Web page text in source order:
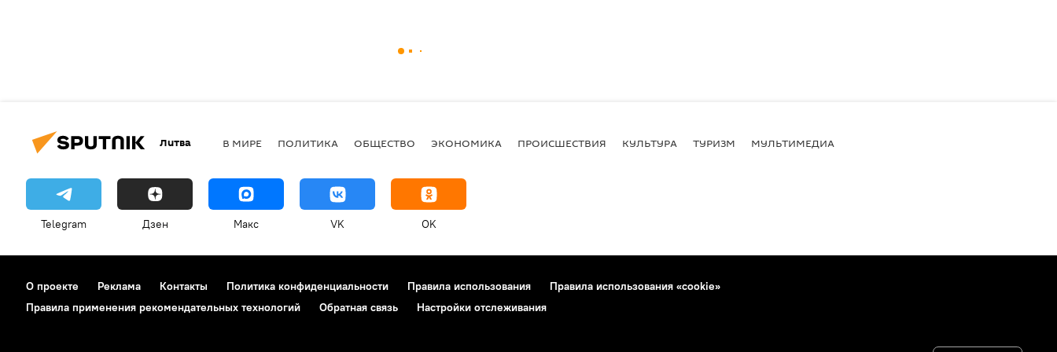
Литва В МИРЕ ПОЛИТИКА ОБЩЕСТВО ЭКОНОМИКА ПРОИСШЕСТВИЯ КУЛЬТУРА ТУРИЗМ МУЛЬТИМЕДИА
Telegram Дзен Макс VK OK
О проекте Реклама Контакты Политика конфиденциальности Правила использования
Правила использования «cookie»
Правила применения рекомендательных технологий
Обратная связь Настройки отслеживания